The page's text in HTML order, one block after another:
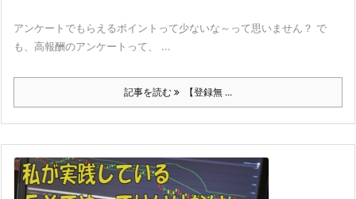
アンケートでもらえるポイントって少ないな～って思いません？ で
も、高報酬のアンケートって、 ...
記事を読む 【登録無 ...